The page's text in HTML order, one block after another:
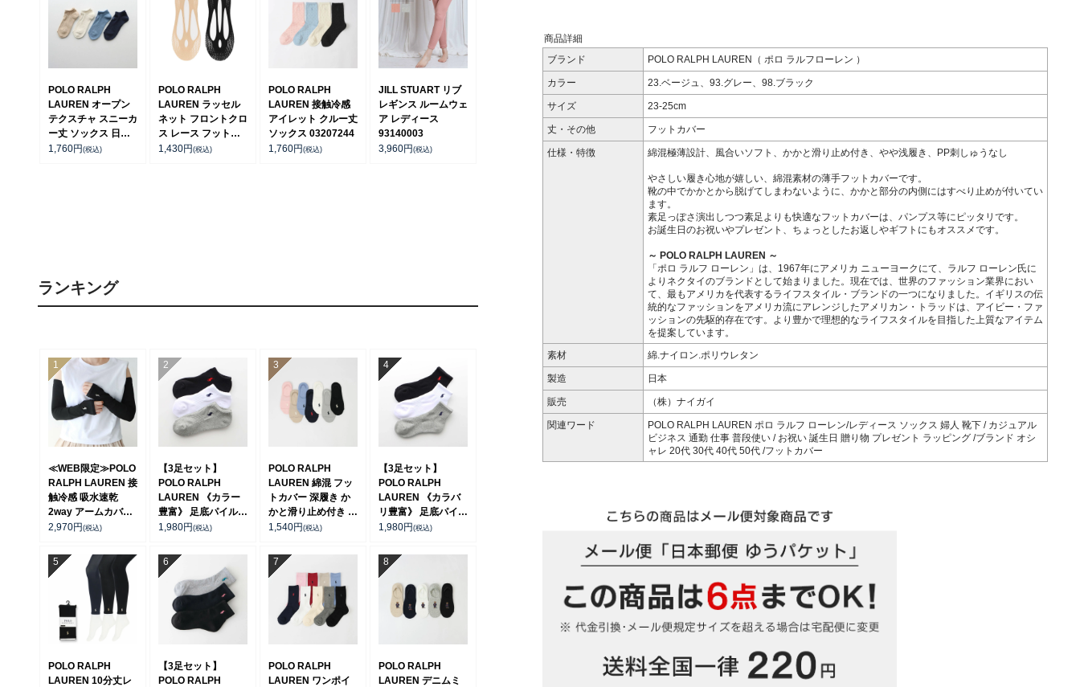
POLO RALPH
LAUREN オープン
テクスチャ スニーカ
ー丈 ソックス 日本
製 レディース
1,760円 (税込)
POLO RALPH
LAUREN ラッセル
ネット フロントクロ
ス レース フットカ
バー レディース
1,430円(税込)
POLO RALPH
LAUREN 接触冷感
アイレット クルー丈
ソックス 03207244
1,760円(税込)
JILL STUART リブ
レギンス ルームウェ
ア レディース
93140003
3,960円(税込)
ランキング
≪WEB限定≫POLO
RALPH LAUREN 接
触冷感 吸水速乾
2way アームカバー
＆ レッグウォーマー
93228550
2,970円 (税込)
【3足セット】
POLO RALPH
LAUREN 《カラー
豊富》 足底パイル
アーチサポート ワン
カー丈 ソックス レ
ディース 93246602
1,980円(税込)
POLO RALPH
LAUREN 綿混 フッ
トカバー 深履き か
かと滑り止め付き カ
バーソックス レディ
1,540円(税込)
【3足セット】
POLO RALPH
LAUREN 《カラバ
リ豊富》 足底パイル
アーチサポート ワン
ト丈 ソックス レデ
ィース 93246604
1,980円(税込)
POLO RALPH
LAUREN 10分丈レ
【3足セット】
POLO RALPH
POLO RALPH
LAUREN ワンポイ
POLO RALPH
LAUREN デニムミ
商品詳細
ブランド
POLO RALPH LAUREN（ ポロ ラルフローレン ）
カラー 23.ベージュ、93.グレー、98.ブラック
サイズ 23-25cm
丈・その他 フットカバー
仕様・特徴 綿混極薄設計、風合いソフト、かかと滑り止め付き、やや浅履き、PP刺しゅうなし
やさしい履き心地が嬉しい、綿混素材の薄手フットカバーです。
靴の中でかかとから脱げてしまわないように、かかと部分の内側にはすべり止めが付いてい
ます。
素足っぽさ演出しつつ素足よりも快適なフットカバーは、パンプス等にピッタリです。
お誕生日のお祝いやプレゼント、ちょっとしたお返しやギフトにもオススメです。
～ POLO RALPH LAUREN ～
「ポロ ラルフ ローレン」は、1967年にアメリカ ニューヨークにて、ラルフ ローレン氏に
よりネクタイのブランドとして始まりました。現在では、世界のファッション業界におい
て、最もアメリカを代表するライフスタイル・ブランドの一つになりました。イギリスの伝
統的なファッションをアメリカ流にアレンジしたアメリカン・トラッドは、アイビー・ファ
ッションの先駆的存在です。より豊かで理想的なライフスタイルを目指した上質なアイテム
を提案しています。
素材
綿.ナイロン.ポリウレタン
製造 日本
販売 （株）ナイガイ
関連ワード
POLO RALPH LAUREN ポロ ラルフ ローレン/レディース ソックス 婦人 靴下 / カジュアル
ビジネス 通勤 仕事 普段使い / お祝い 誕生日 贈り物 プレゼント ラッピング /ブランド オシ
ャレ 20代 30代 40代 50代 /フットカバー